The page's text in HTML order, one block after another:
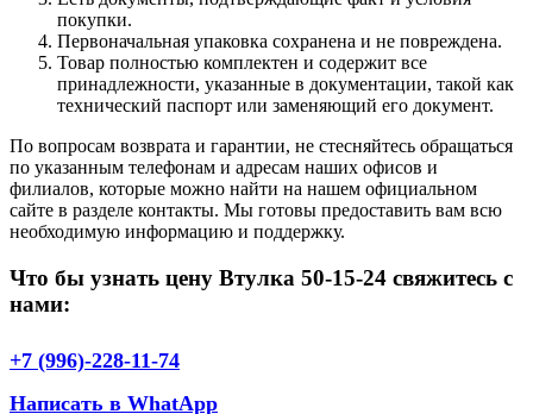
покупки.
Первоначальная упаковка сохранена и не повреждена.
Товар полностью комплектен и содержит все
принадлежности, указанные в документации, такой как
технический паспорт или заменяющий его документ.
По вопросам возврата и гарантии, не стесняйтесь обращаться
по указанным телефонам и адресам наших офисов и
филиалов, которые можно найти на нашем официальном
сайте в разделе контакты. Мы готовы предоставить вам всю
необходимую информацию и поддержку.
Что бы узнать цену Втулка 50-15-24 свяжитесь с
нами:
+7 (996)-228-11-74
Написать в WhatApp